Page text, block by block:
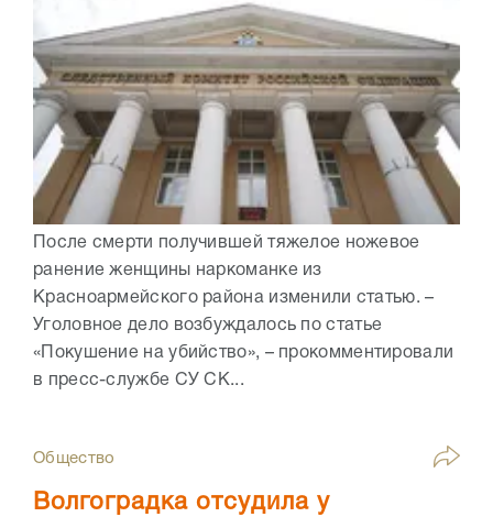
После смерти получившей тяжелое ножевое
ранение женщины наркоманке из
Красноармейского района изменили статью. –
Уголовное дело возбуждалось по статье
«Покушение на убийство», – прокомментировали
в пресс-службе СУ СК...
Общество
Волгоградка отсудила у